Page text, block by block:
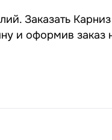
Заказать
и оформив заказ